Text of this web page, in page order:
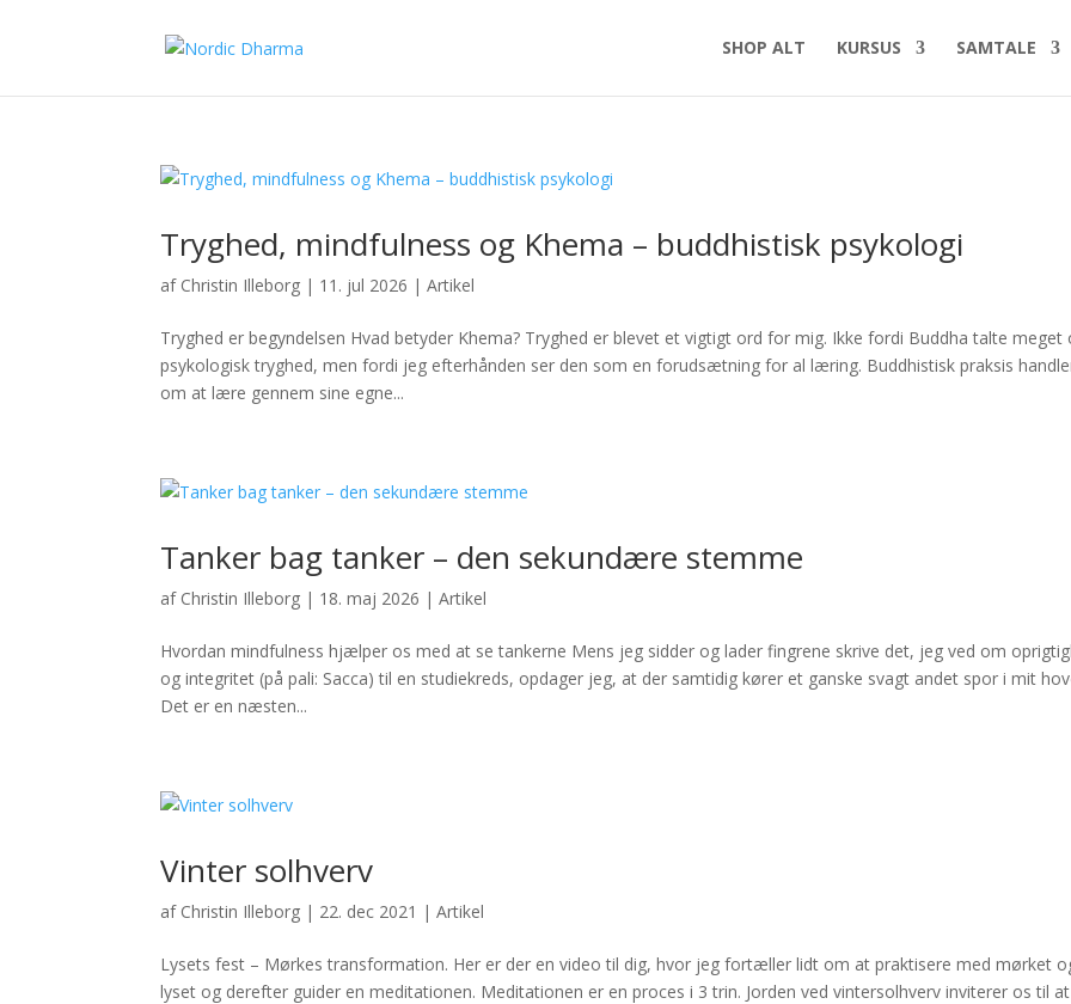
SHOP ALT KURSUS SAMTALE
Tryghed, mindfulness og Khema – buddhistisk psykologi
af Christin Illeborg | 11. jul 2026 |Artikel
Tryghed er begyndelsen Hvad betyder Khema? Tryghed er blevet et vigtigt ord for mig. Ikke fordi Buddha talte meget
psykologisk tryghed, men fordi jeg efterhånden ser den som en forudsætning for al læring. Buddhistisk praksis
om at lære gennem sine egne...
Tanker bag tanker – den sekundære stemme
af Christin Illeborg | 18. maj 2026 |Artikel
Hvordan mindfulness hjælper os med at se tankerne Mens jeg sidder og lader fingrene skrive det, jeg ved om
og integritet (på pali: Sacca) til en studiekreds, opdager jeg, at der samtidig kører et ganske svagt andet spor i mit
Det er en næsten...
Vinter solhverv
af Christin Illeborg | 22. dec 2021 |Artikel
Lysets fest – Mørkes transformation. Her er der en video til dig, hvor jeg fortæller lidt om at praktisere med mørket
lyset og derefter guider en meditationen. Meditationen er en proces i 3 trin. Jorden ved vintersolhverv inviterer os til at